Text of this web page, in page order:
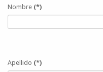
Nombre (*)
Apellido (*)